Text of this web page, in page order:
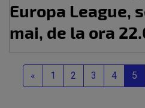
Europa League,
mai, de la ora
«Previous
1 2 3 4 5